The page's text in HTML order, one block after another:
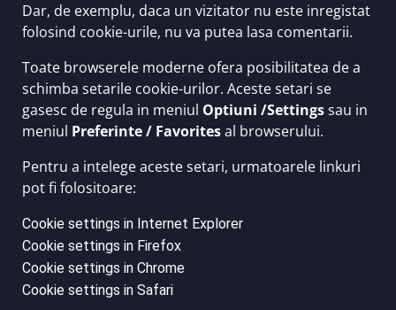
Dar, de exemplu, daca un vizitator nu este inregistat
folosind cookie-urile, nu va putea lasa comentarii.
Toate browserele moderne ofera posibilitatea de a
schimba setarile cookie-urilor. Aceste setari se
gasesc de regula in meniul Optiuni /Settingssau in
meniul Preferinte / Favoritesal browserului.
Pentru a intelege aceste setari, urmatoarele linkuri
pot fi folositoare:
Cookie settings in Internet Explorer
Cookie settings in Firefox
Cookie settings in Chrome
Cookie settings in Safari